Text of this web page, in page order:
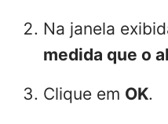
Na janela
medida que o
Clique em OK.